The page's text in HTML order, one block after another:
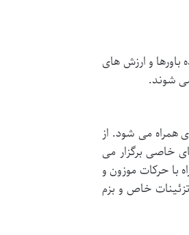
باورها و ارزش های
شوند.
همراه می شود. از
خاصی برگزار می
حرکات موزون و
خاص و بزم